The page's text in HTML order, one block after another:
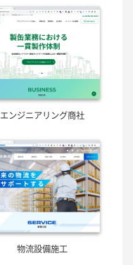
エンジニアリング商社
物流設備施工